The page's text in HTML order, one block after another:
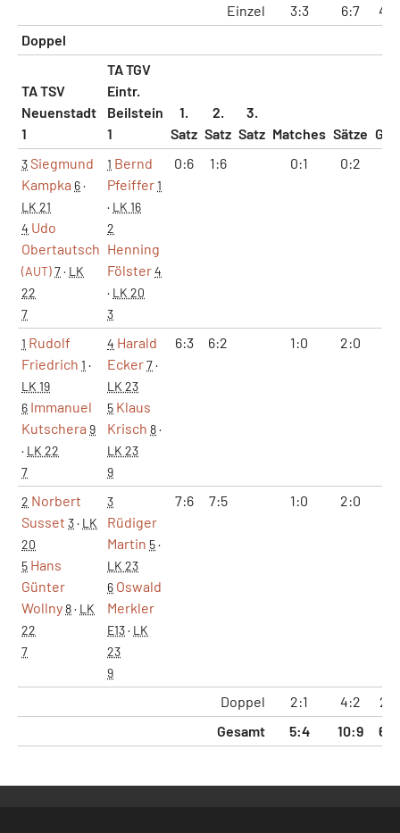
Einzel 3:3 6:7
Doppel
TA TSV
Neuenstadt
1
TA TGV
Eintr.
Beilstein
1
1.
Satz
2.
Satz
3.
Satz Matches Sätze
3Siegmund
Kampka 6·
LK 21
4 Udo
Obertautsch
(AUT)7· LK
22
7
1 Bernd
Pfeiffer1
· LK 16
2
Henning
Fölster4
· LK 20
3
0:6 1:6 0:1 0:2
1 Rudolf
Friedrich 1 ·
LK 19
6 Immanuel
Kutschera 9
· LK 22
7
4 Harald
Ecker7·
LK 23
5 Klaus
Krisch 8·
LK 23
9
6:3 6:2 1:0 2:0
2 Norbert
Susset 3· LK
20
5 Hans
Günter
Wollny8· LK
22
7
3
Rüdiger
Martin 5·
LK 23
6 Oswald
Merkler
E13· LK
23
9
7:6 7:5 1:0 2:0
Doppel 2:1 4:2
Gesamt
5:4 10:9